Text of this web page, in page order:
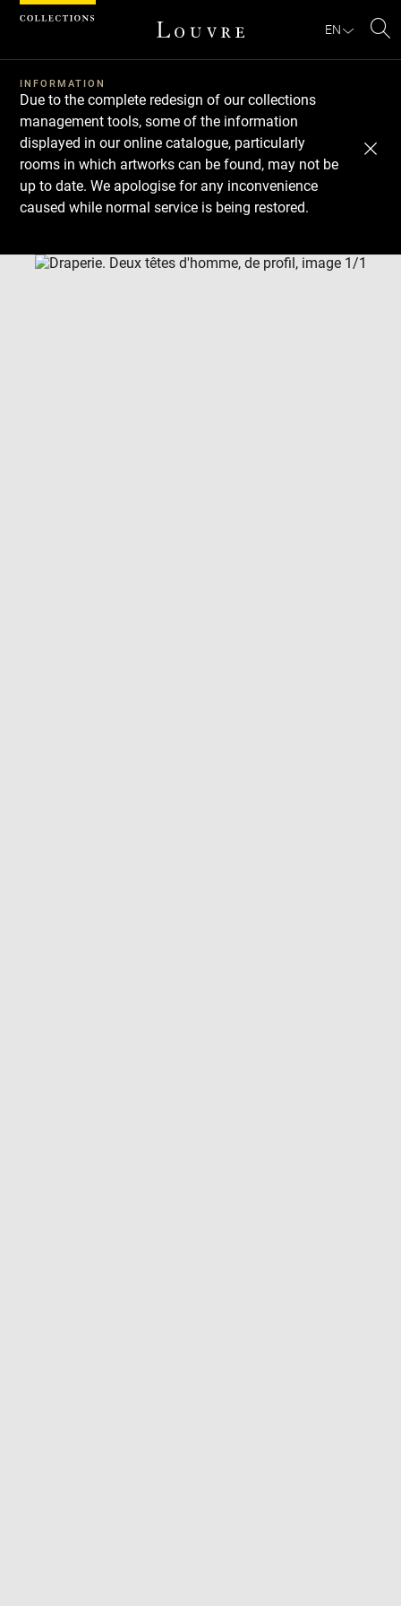
EN
INFORMATION
Due to the complete redesign of our collections
management tools, some of the information
displayed in our online catalogue, particularly
rooms in which artworks can be found, may not be
up to date. We apologise for any inconvenience
caused while normal service is being restored.
Download
Next
Previous
Cookies management panel